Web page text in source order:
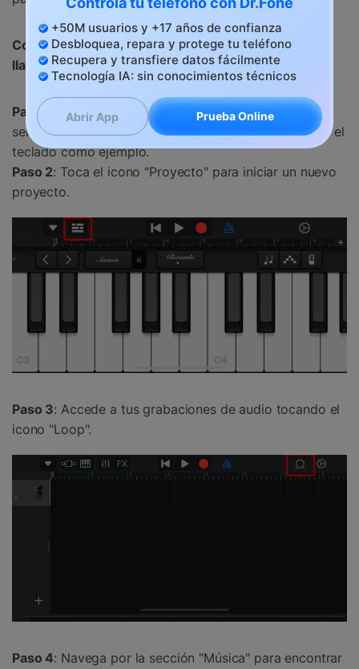
Cómo obtener una canción como tu tono de
llamada utilizando GarageBand:
Paso 1
: Abre la aplicación GarageBand en tu iPhone y
selecciona un instrumento. En este tutorial, usaremos el
teclado como ejemplo.
Paso 2: Toca el icono "Proyecto" para iniciar un nuevo
proyecto.
Paso 3: Accede a tus grabaciones de audio tocando el
icono "Loop".
Paso 4: Navega por la sección "Música" para encontrar
+50M usuarios y +17 años de confianza
Desbloquea, repara y protege tu teléfono
Recupera y transfiere datos fácilmente
Tecnología IA: sin conocimientos técnicos
Abrir App Prueba Online